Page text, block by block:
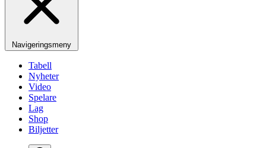
Navigeringsmeny
Tabell
Nyheter
Video
Spelare
Lag
Shop
Biljetter